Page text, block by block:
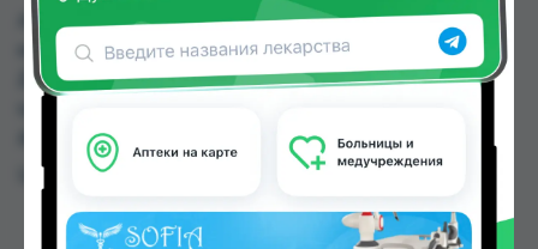
АНИРОН-С АМП 5МЛ 100МГ №1 можно купить
или заказать в аптеках, Аптека Нур (Nur), Арча,
Дорухона Гулрухсор, Нишон №1, Нишон №2 по
других городах Таджикистана
Цена: от55.00 TJS